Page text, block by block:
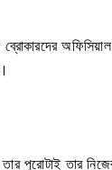
পুরোটাই তার